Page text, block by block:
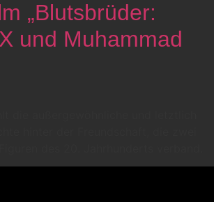
„Blutsbrüder:
und Muhammad